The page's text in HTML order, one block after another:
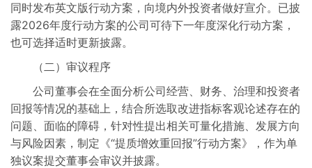
同时发布英文版行动方案，向境内外投资者做好宣介。已披
露2026年度行动方案的公司可待下一年度深化行动方案，
也可选择适时更新披露。
（二）审议程序
公司董事会在全面分析公司经营、财务、治理和投资者
回报等情况的基础上，结合所选取改进指标客观论述存在的
问题、面临的障碍，针对性提出相关可量化措施、发展方向
与风险因素，制定《“提质增效重回报”行动方案》，作为单
独议案提交董事会审议并披露。